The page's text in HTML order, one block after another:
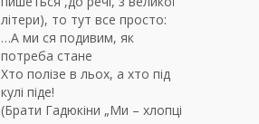
літери), то тут все просто:
…А ми ся подивим, як
потреба стане
Хто полізе в льох, а хто під
кулі піде!
(Брати Гадюкіни „Ми – хлопці